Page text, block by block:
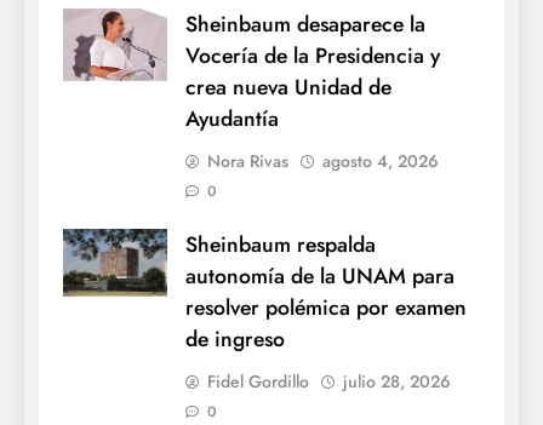
Sheinbaum desaparece la
Vocería de la Presidencia y
crea nueva Unidad de
Ayudantía
Nora Rivas agosto 4, 2026
0
Sheinbaum respalda
autonomía de la UNAM para
resolver polémica por examen
de ingreso
Fidel Gordillo julio 28, 2026
0